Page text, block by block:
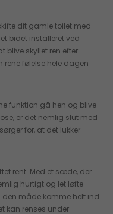
dit gamle toilet med
bidet installeret ved
blive skyllet ren efter
følelse hele dagen
funktion gå hen og blive
er det nemlig slut med
for, at det lukker
rent. Med et sæde, der
hurtigt og let løfte
måde komme helt ind
kan renses under